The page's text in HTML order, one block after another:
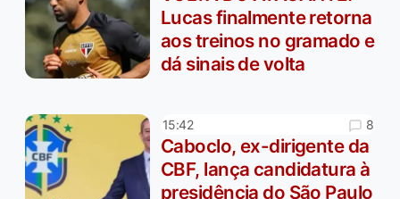
Lucas finalmente retorna
aos treinos no gramado e
dá sinais de volta
15:42 8
Caboclo, ex-dirigente da
CBF, lança candidatura à
presidência do São Paulo